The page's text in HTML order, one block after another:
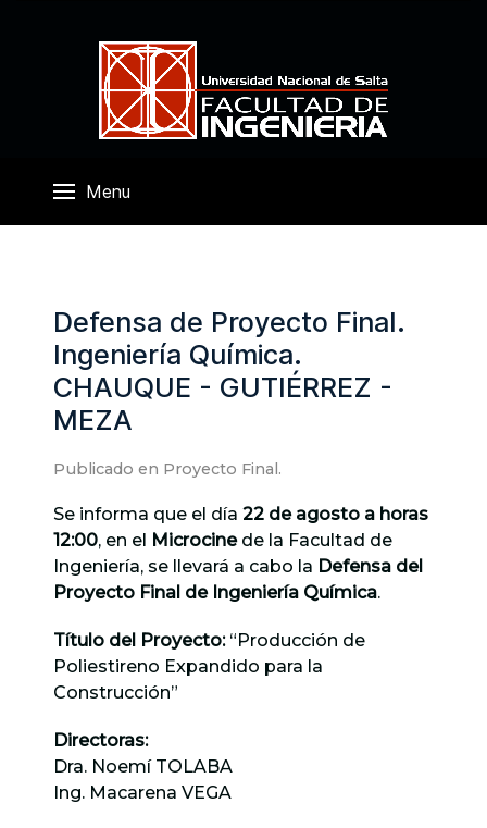
Menu
Defensa de Proyecto Final.
Ingeniería Química.
CHAUQUE - GUTIÉRREZ -
MEZA
Publicado en Proyecto Final.
Se informa que el día 22 de agosto a horas
12:00, en el Microcine de la Facultad de
Ingeniería, se llevará a cabo la Defensa del
Proyecto Final de Ingeniería Química.
Título del Proyecto:“Producción de
Poliestireno Expandido para la
Construcción”
Directoras:
Dra. Noemí TOLABA
Ing. Macarena VEGA